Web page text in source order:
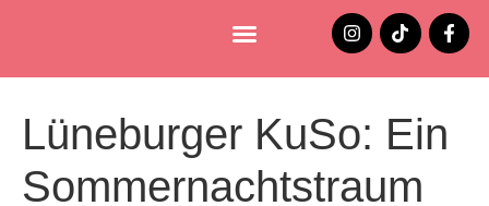
Lüneburger KuSo: Ein
Sommernachtstraum